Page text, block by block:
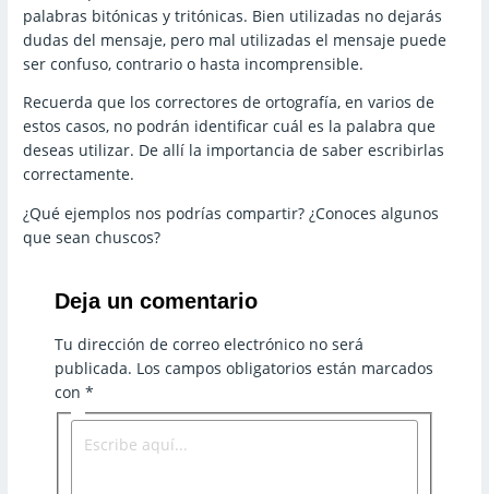
palabras bitónicas y tritónicas. Bien utilizadas no dejarás
dudas del mensaje, pero mal utilizadas el mensaje puede
ser confuso, contrario o hasta incomprensible.
Recuerda que los correctores de ortografía, en varios de
estos casos, no podrán identificar cuál es la palabra que
deseas utilizar. De allí la importancia de saber escribirlas
correctamente.
¿Qué ejemplos nos podrías compartir? ¿Conoces algunos
que sean chuscos?
Deja un comentario
Tu dirección de correo electrónico no será
publicada. Los campos obligatorios están marcados
con*